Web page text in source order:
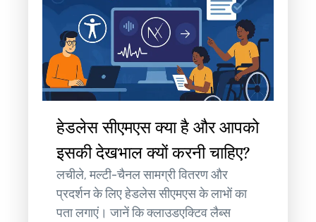
हेडलेस सीएमएस क्या है और आपको
इसकी देखभाल क्यों करनी चाहिए?
लचीले, मल्टी-चैनल सामग्री वितरण और
प्रदर्शन के लिए हेडलेस सीएमएस के लाभों का
पता लगाएं। जानें कि क्लाउडएक्टिव लैब्स